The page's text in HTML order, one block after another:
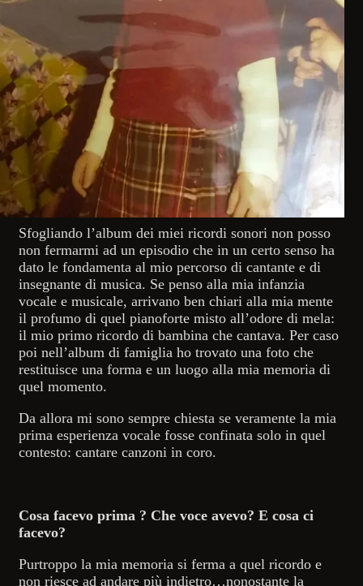
Sfogliando l’album dei miei ricordi sonori non posso
non fermarmi ad un episodio che in un certo senso ha
dato le fondamenta al mio percorso di cantante e di
insegnante di musica. Se penso alla mia infanzia
vocale e musicale, arrivano ben chiari alla mia mente
il profumo di quel pianoforte misto all’odore di mela:
il mio primo ricordo di bambina che cantava. Per caso
poi nell’album di famiglia ho trovato una foto che
restituisce una forma e un luogo alla mia memoria di
quel momento.
Da allora mi sono sempre chiesta se veramente la mia
prima esperienza vocale fosse confinata solo in quel
contesto: cantare canzoni in coro.
Cosa facevo prima ? Che voce avevo? E cosa ci
facevo?
Purtroppo la mia memoria si ferma a quel ricordo e
non riesce ad andare più indietro…nonostante la